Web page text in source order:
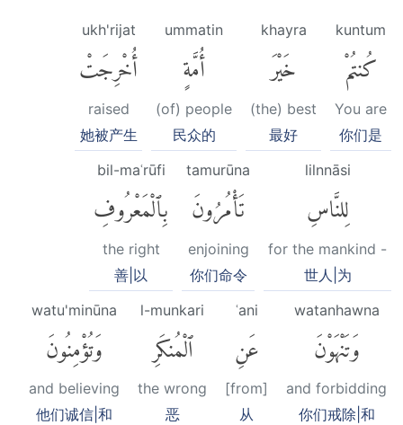
kuntum
كُنتُمْ
You are
你们是
khayra
خَيْرَ
(the) best
最好
ummatin
أُمَّةٍ
(of) people
民众的
ukh'rijat
أُخْرِجَتْ
raised
她被产生
lilnnāsi
لِلنَّاسِ
for the mankind -
世人|为
tamurūna
تَأْمُرُونَ
enjoining
你们命令
bil-maʿrūfi
بِٱلْمَعْرُوفِ
the right
善|以
watanhawna
وَتَنْهَوْنَ
and forbidding
你们戒除|和
ʿani
عَنِ
[from]
从
l-munkari
ٱلْمُنكَرِ
the wrong
恶
watu'minūna
وَتُؤْمِنُونَ
and believing
他们诚信|和